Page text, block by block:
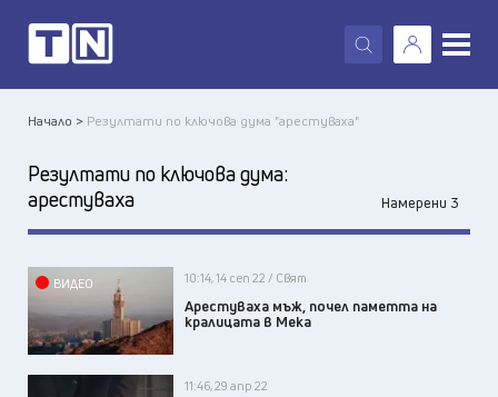
X
Начало > Резултати по ключова дума "арестуваха"
Резултати по ключова дума:
арестуваха
Намерени 3
ВИДЕО 10:14, 14 сеп 22 / Свят
Арестуваха мъж, почел паметта на
кралицата в Мека
11:46, 29 апр 22